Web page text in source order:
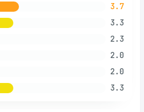
3.7
3.3
2.3
2.0
2.0
3.3